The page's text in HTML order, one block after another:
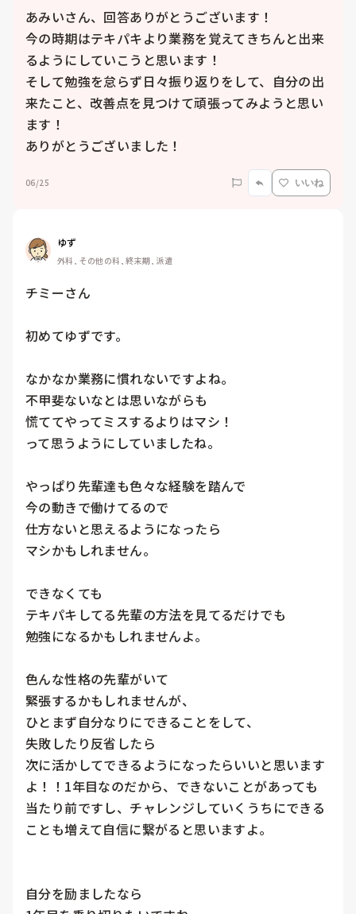
あみいさん、回答ありがとうございます！
今の時期はテキパキより業務を覚えてきちんと出来
るようにしていこうと思います！
そして勉強を怠らず日々振り返りをして、自分の出
来たこと、改善点を見つけて頑張ってみようと思い
ます！
ありがとうございました！
06/25 いいね
ゆず
外科, その他の科, 終末期, 派遣
チミーさん
初めてゆずです。
なかなか業務に慣れないですよね。
不甲斐ないなとは思いながらも
慌ててやってミスするよりはマシ！
って思うようにしていましたね。
やっぱり先輩達も色々な経験を踏んで
今の動きで働けてるので
仕方ないと思えるようになったら
マシかもしれません。
できなくても
テキパキしてる先輩の方法を見てるだけでも
勉強になるかもしれませんよ。
色んな性格の先輩がいて
緊張するかもしれませんが、
ひとまず自分なりにできることをして、
失敗したり反省したら
次に活かしてできるようになったらいいと思います
よ！！1年目なのだから、できないことがあっても
当たり前ですし、チャレンジしていくうちにできる
ことも増えて自信に繋がると思いますよ。
自分を励ましたなら